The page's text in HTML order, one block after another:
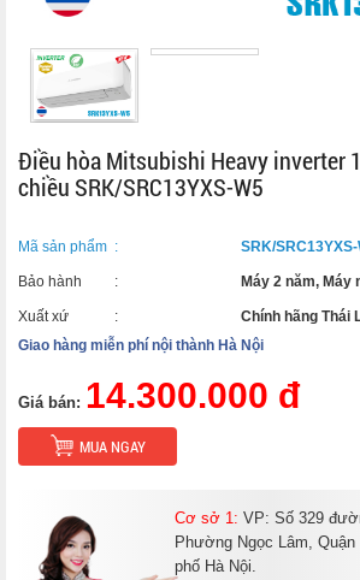
Điều hòa Mitsubishi Heavy inverter
chiều SRK/SRC13YXS-W5
Mã sản phẩm : SRK/SRC13YXS-
Bảo hành : Máy 2 năm, Máy
Xuất xứ :
Chính hãng Thái
Giao hàng miễn phí nội thành Hà Nội
Giá bán: 14.300.000 đ
MUA NGAY
Cơ sở 1: VP: Số 329
Phường Ngọc Lâm, Quận
phố Hà Nội.